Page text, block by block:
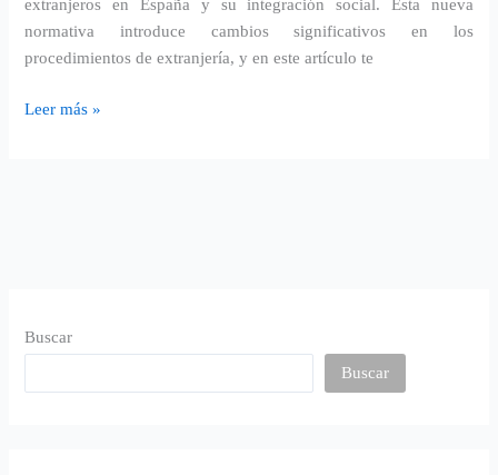
extranjeros en España y su integración social. Esta nueva
normativa introduce cambios significativos en los
procedimientos de extranjería, y en este artículo te
Leer más »
Buscar
Buscar